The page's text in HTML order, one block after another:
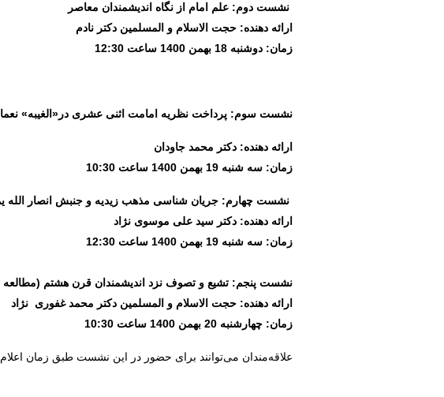
نشست دوم: علم امام از نگاه اندیشمندان معاصر
ارائه دهنده: حجت الاسلام و المسلمین دکتر نادم
زمان: دوشنبه 18 بهمن 1400 ساعت
12:30
نشست سوم: پرداخت نظریه امامت اثنی عشری در«الغیبه»
ارائه دهنده: دکتر محمد جاودان
زمان: سه شنبه 19 بهمن 1400 ساعت 10:30
نشست چهارم: جریان شناسی مذهب زیدیه و جنبش انصار الله
ارائه دهنده: دکتر سید علی موسوی نژاد
زمان: سه شنبه 19 بهمن 1400 ساعت 12:30
نشست پنجم: تشیع و تصوف نزد اندیشمندان قرن هشتم (مطالعه
ارائه دهنده: حجت الاسلام و المسلمین دکتر محمد غفوری نژاد
زمان: چهارشنبه 20 بهمن 1400 ساعت
10:30
علاقه‌مندان می‌توانند برای حضور در این نشست‌ طبق زمان اعلام